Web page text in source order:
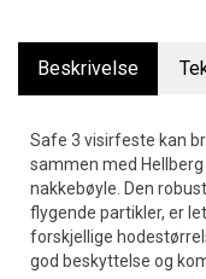
Beskrivelse
Safe 3 visirfeste kan
sammen med
nakkebøyle. Den
flygende partikler, er
forskjellige
god beskyttelse og